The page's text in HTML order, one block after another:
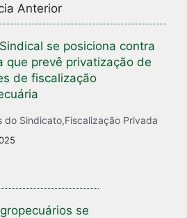
Anterior
se posiciona contra
que prevê privatização de
de fiscalização
do Sindicato,Fiscalização Privada
se